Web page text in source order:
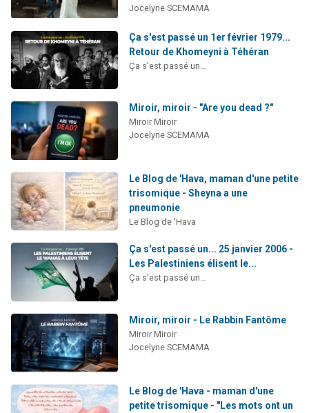
Jocelyne SCEMAMA
Ça s'est passé un 1er février 1979...
Retour de Khomeyni à Téhéran
Ça s’est passé un…
Miroir, miroir - "Are you dead ?"
Miroir Miroir
Jocelyne SCEMAMA
Le Blog de 'Hava, maman d'une petite
trisomique - Sheyna a une
pneumonie
Le Blog de 'Hava
Ça s'est passé un... 25 janvier 2006 -
Les Palestiniens élisent le...
Ça s’est passé un…
Miroir, miroir - Le Rabbin Fantôme
Miroir Miroir
Jocelyne SCEMAMA
Le Blog de 'Hava - maman d'une
petite trisomique - "Les mots ont un